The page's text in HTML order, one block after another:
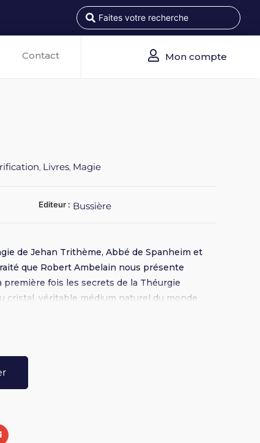
Contact Mon compte
, Livres, Magie
Editeur : Bussière
de Jehan Trithème, Abbé de Spanheim et
que Robert Ambelain nous présente
première fois les secrets de la Théurgie
cristal, véritable médium naturel du monde